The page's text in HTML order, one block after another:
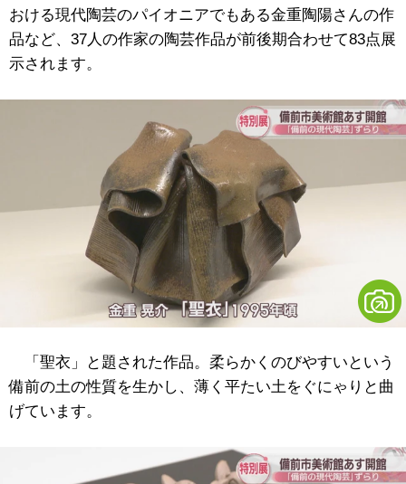
おける現代陶芸のパイオニアでもある金重陶陽さんの作
品など、37人の作家の陶芸作品が前後期合わせて83点展
示されます。
「聖衣」と題された作品。柔らかくのびやすいという
備前の土の性質を生かし、薄く平たい土をぐにゃりと曲
げています。